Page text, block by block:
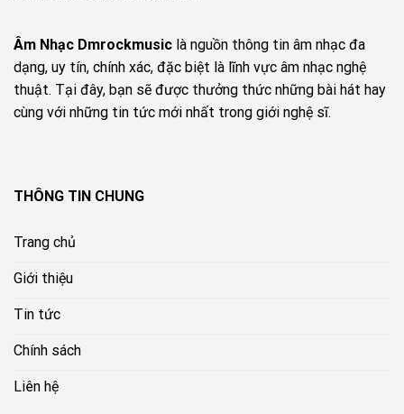
Âm Nhạc Dmrockmusic là nguồn thông tin âm nhạc đa
dạng, uy tín, chính xác, đặc biệt là lĩnh vực âm nhạc nghệ
thuật. Tại đây, bạn sẽ được thưởng thức những bài hát hay
cùng với những tin tức mới nhất trong giới nghệ sĩ.
THÔNG TIN CHUNG
Trang chủ
Giới thiệu
Tin tức
Chính sách
Liên hệ